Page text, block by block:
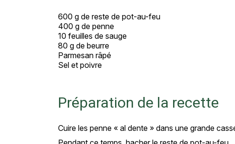
600 g de reste de pot-au-feu
400 g de penne
10 feuilles de sauge
80 g de beurre
Parmesan râpé
Sel et poivre
Préparation de la recette
Cuire les penne « al dente » dans une grande